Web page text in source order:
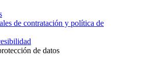
de contratación y política de
de datos